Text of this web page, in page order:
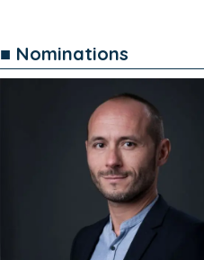
■ Nominations